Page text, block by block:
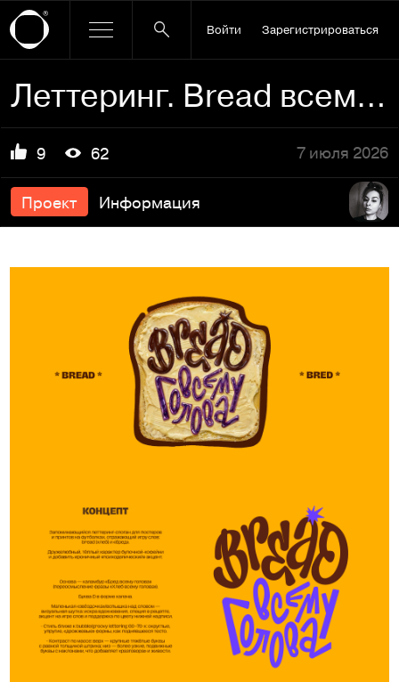
Войти Зарегистрироваться
Леттеринг. Bread всему голова
9 62 7 июля 2026
Проект Информация